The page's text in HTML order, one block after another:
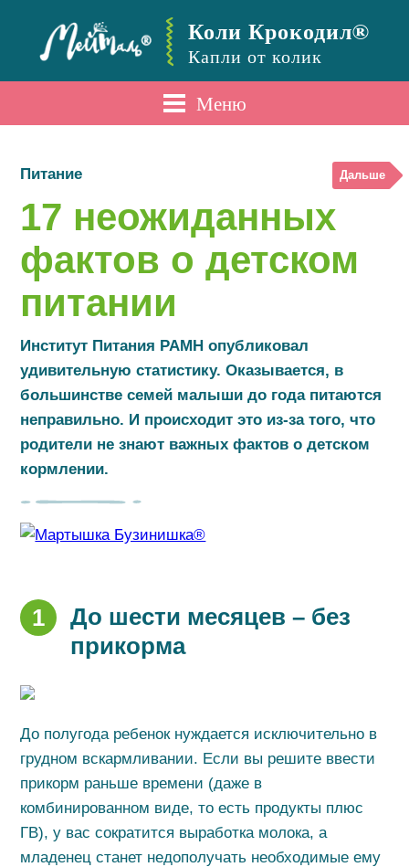
Коли Крокодил®
Капли от колик
Меню
Питание Дальше
17 неожиданных
фактов о детском
питании
Институт Питания РАМН опубликовал
удивительную статистику. Оказывается, в
большинстве семей малыши до года питаются
неправильно. И происходит это из-за того, что
родители не знают важных фактов о детском
кормлении.
1
До шести месяцев – без
прикорма
До полугода ребенок нуждается исключительно в
грудном вскармливании. Если вы решите ввести
прикорм раньше времени (даже в
комбинированном виде, то есть продукты плюс
ГВ), у вас сократится выработка молока, а
младенец станет недополучать необходимые ему